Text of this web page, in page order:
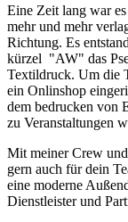
Eine Zeit lang war
mehr und mehr
Richtung. Es
kürzel "AW" das
Textildruck. Um die
ein Onlinshop
dem bedrucken von
zu Veranstaltungen
Mit meiner Crew
gern auch für dein
eine moderne
Dienstleister und